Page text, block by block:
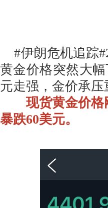
#伊朗危机追踪
黄金价格突然大
元走强，金价承压
现货黄金价格
暴跌60美元。